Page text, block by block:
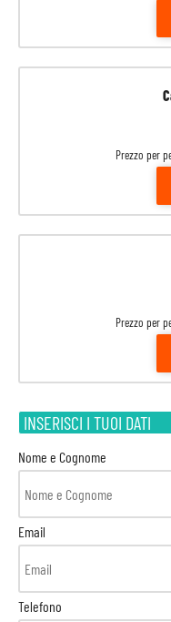
Prezzo per
Prezzo per
INSERISCI I TUOI DATI
Nome e Cognome
Email
Telefono